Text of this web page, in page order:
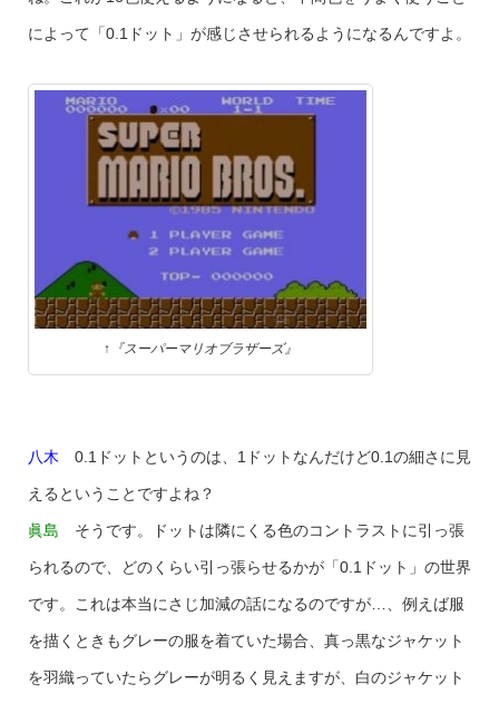
によって「0.1ドット」が感じさせられるようになるんですよ。
↑『スーパーマリオブラザーズ』
八木 0.1ドットというのは、1ドットなんだけど0.1の細さに見
えるということですよね？
眞島 そうです。ドットは隣にくる色のコントラストに引っ張
られるので、どのくらい引っ張らせるかが「0.1ドット」の世界
です。これは本当にさじ加減の話になるのですが…、例えば服
を描くときもグレーの服を着ていた場合、真っ黒なジャケット
を羽織っていたらグレーが明るく見えますが、白のジャケット